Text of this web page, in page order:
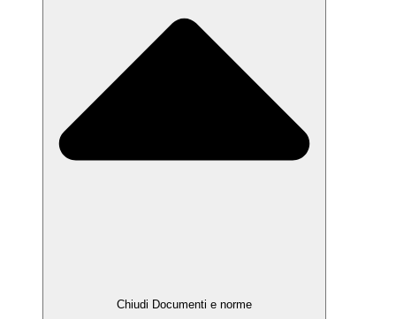
Chiudi Documenti e norme